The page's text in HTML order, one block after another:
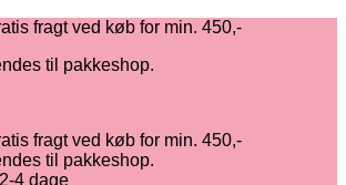
fragt ved køb for min. 450,-
til pakkeshop.
fragt ved køb for min. 450,-
til pakkeshop.
4 dage